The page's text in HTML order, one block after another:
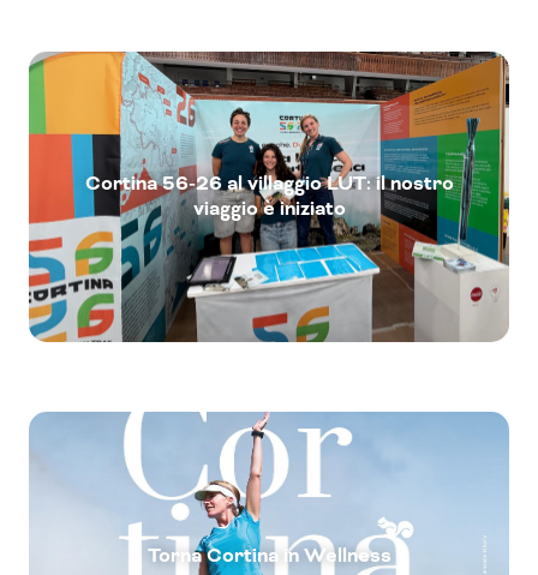
Cortina 56-26 al villaggio LUT: il nostro
viaggio è iniziato
Torna Cortina in Wellness